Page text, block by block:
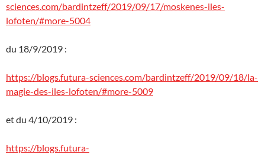
sciences.com/bardintzeff/2019/09/17/moskenes-iles-
lofoten/#more-5004
du 18/9/2019 :
https://blogs.futura-sciences.com/bardintzeff/2019/09/18/la-
magie-des-iles-lofoten/#more-5009
et du 4/10/2019 :
https://blogs.futura-